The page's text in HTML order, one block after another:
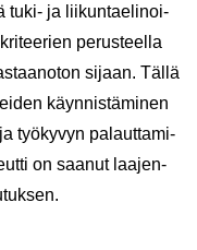
tuki- ja lii­kun­tae­li­noi­
pe­rus­teel­la
si­jaan. Tällä
käyn­nis­tä­mi­nen
työ­ky­vyn pa­laut­ta­mi­
on saa­nut laa­jen­